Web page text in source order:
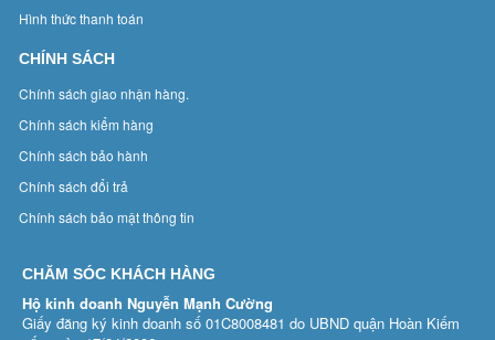
Hình thức thanh toán
CHÍNH SÁCH
Chính sách giao nhận hàng.
Chính sách kiểm hàng
Chính sách bảo hành
Chính sách đổi trả
Chính sách bảo mật thông tin
CHĂM SÓC KHÁCH HÀNG
Hộ kinh doanh Nguyễn Mạnh Cường
Giấy đăng ký kinh doanh số 01C8008481 do UBND quận Hoàn Kiếm